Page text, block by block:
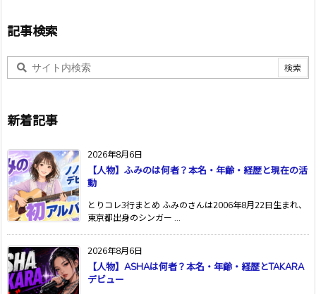
記事検索
新着記事
2026年8月6日
【人物】ふみのは何者？本名・年齢・経歴と現在の活
動
とりコレ3行まとめ ふみのさんは2006年8月22日生まれ、
東京都出身のシンガー ...
2026年8月6日
【人物】ASHAは何者？本名・年齢・経歴とTAKARA
デビュー